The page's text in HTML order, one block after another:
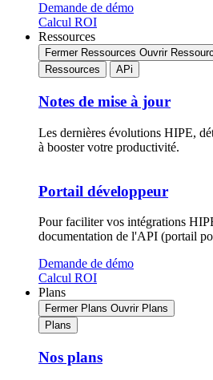
Demande de démo
Calcul ROI
Ressources
Fermer Ressources Ouvrir
Ressources
APi
Notes de mise à jour
Les dernières évolutions HIPE,
à booster votre productivité.
Portail développeur
Pour faciliter vos intégrations
documentation de l'API (portail
Demande de démo
Calcul ROI
Plans
Fermer Plans Ouvrir Plans
Plans
Nos plans